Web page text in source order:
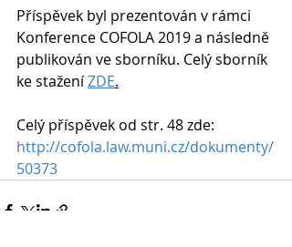
Příspěvek byl prezentován v rámci
Konference COFOLA 2019 a následně
publikován ve sborníku. Celý sborník
ke stažení ZDE.
Celý příspěvek od str. 48 zde:
http://cofola.law.muni.cz/dokumenty/
50373